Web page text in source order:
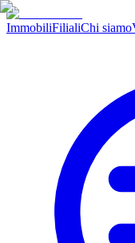
ImmobiliFilialiChi siamo